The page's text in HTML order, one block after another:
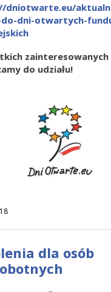
dniotwarte.eu/
dni-otwartych-
zainteresowanych
do udziału!
dla osób